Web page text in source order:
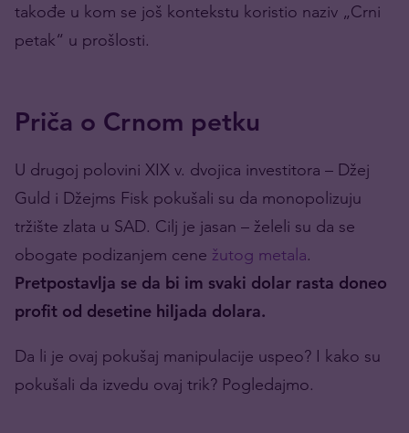
takođe u kom se još kontekstu koristio naziv „Crni
petak“ u prošlosti.
Priča o Crnom petku
U drugoj polovini XIX v. dvojica investitora – Džej
Guld i Džejms Fisk pokušali su da monopolizuju
tržište zlata u SAD. Cilj je jasan – želeli su da se
obogate podizanjem cene žutog metala.
Pretpostavlja se da bi im svaki dolar rasta doneo
profit od desetine hiljada dolara.
Da li je ovaj pokušaj manipulacije uspeo? I kako su
pokušali da izvedu ovaj trik? Pogledajmo.